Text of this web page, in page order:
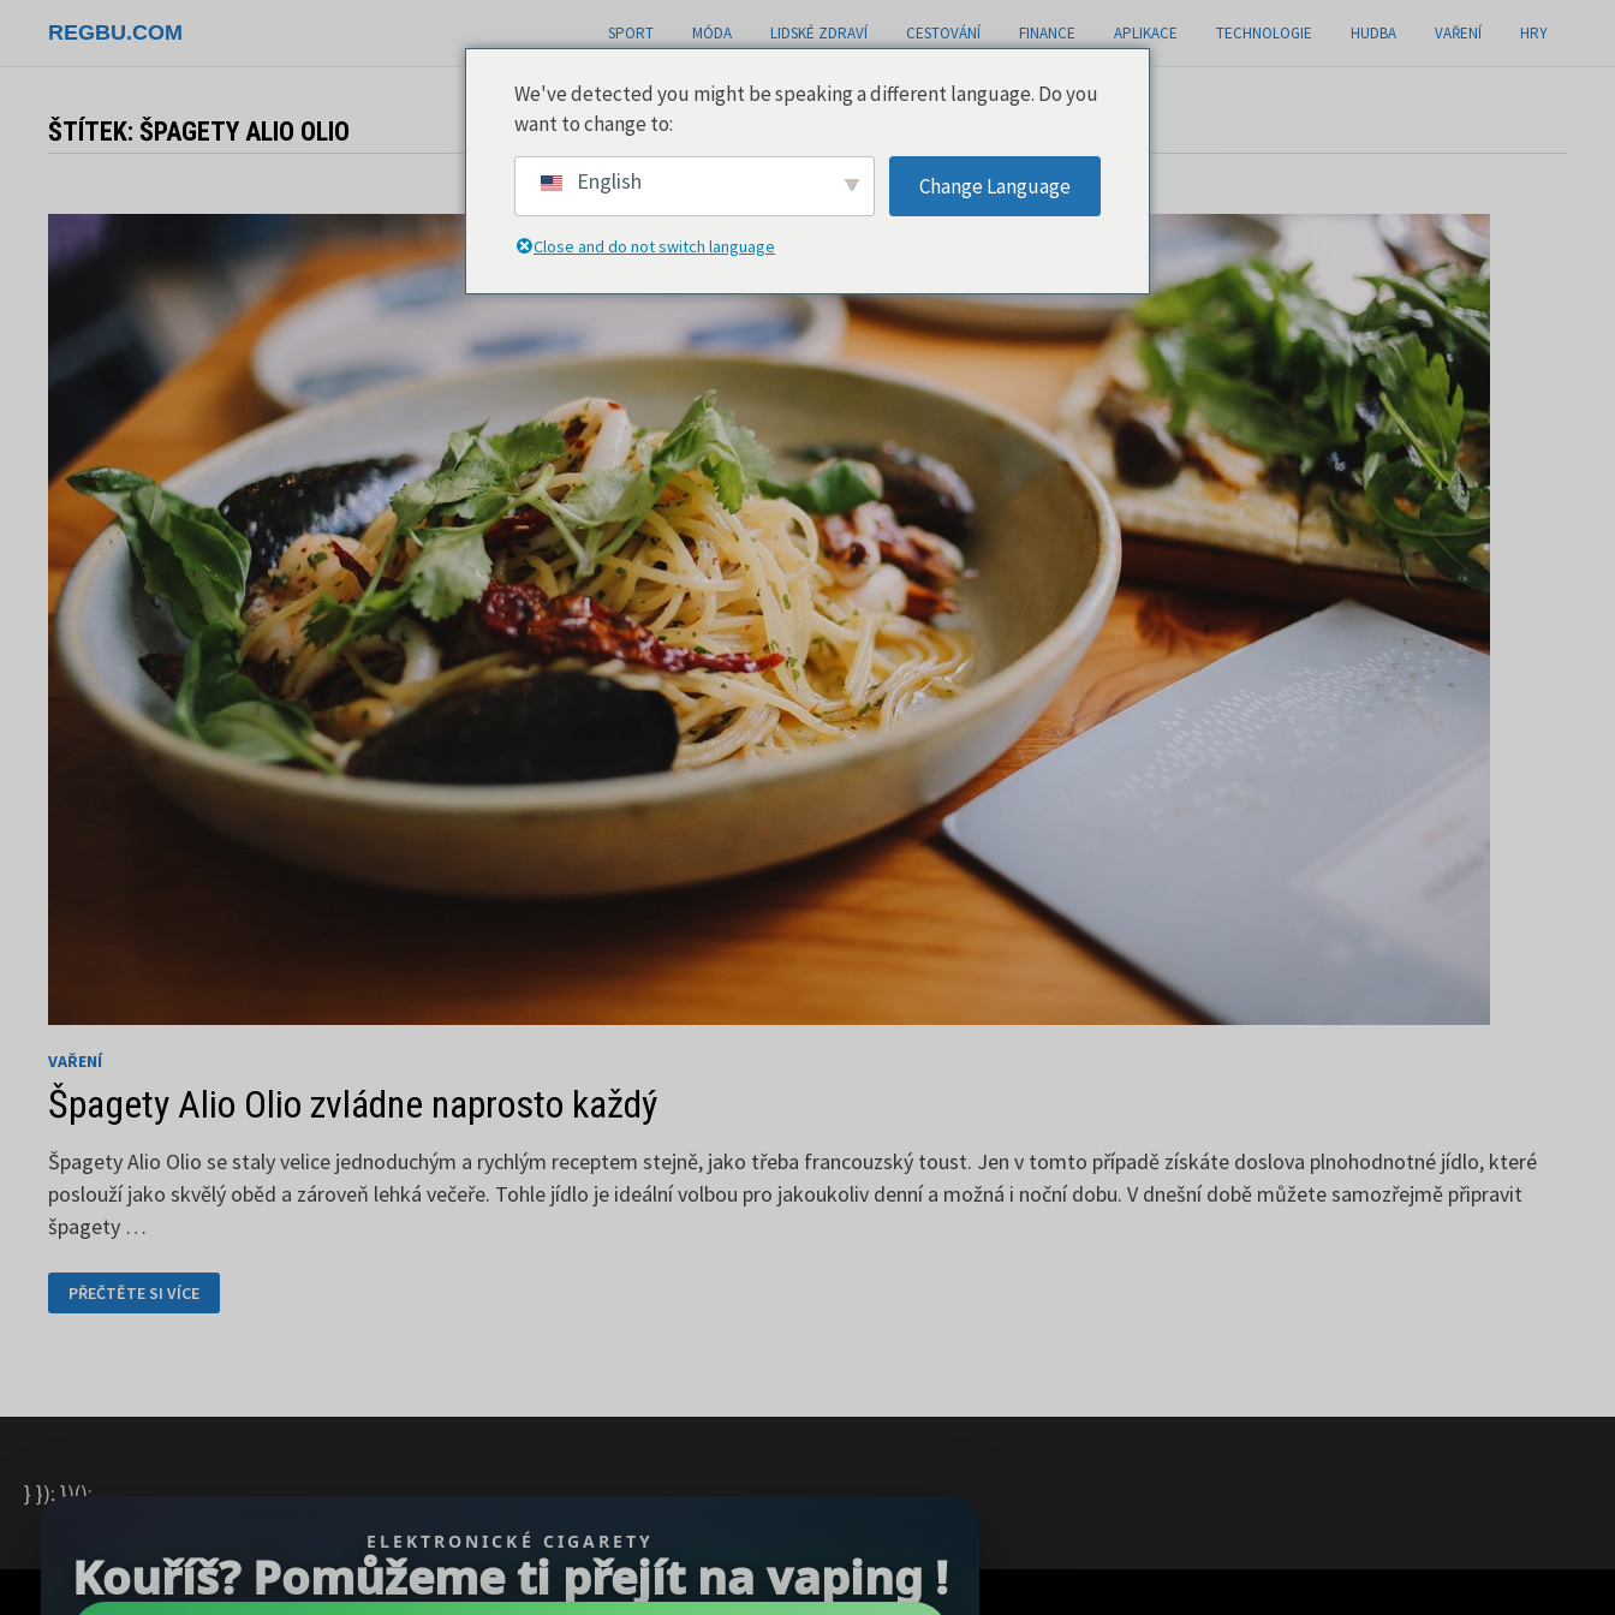
REGBU.COM SPORT MÓDA LIDSKÉ ZDRAVÍ CESTOVÁNÍ FINANCE APLIKACE TECHNOLOGIE HUDBA VAŘENÍ HRY
ŠTÍTEK:ŠPAGETY ALIO OLIO
VAŘENÍ
Špagety Alio Olio zvládne naprosto každý
Špagety Alio Olio se staly velice jednoduchým a rychlým receptem stejně, jako třeba francouzský toust. Jen v tomto případě získáte doslova plnohodnotné jídlo, které
poslouží jako skvělý oběd a zároveň lehká večeře. Tohle jídlo je ideální volbou pro jakoukoliv denní a možná i noční dobu. V dnešní době můžete samozřejmě připravit
špagety …
ŠPAGETY
ALIO
OLIO
PŘEČTĚTE SI VÍCE
ELEKTRONICKÉ CIGARETY
Kouříš? Pomůžeme ti přejít na vaping !
} }); })();
Copyright © 2026REGBU.COM.
We've detected you might be speaking a different language. Do you
want to change to:
English Change Language
Close and do not switch language